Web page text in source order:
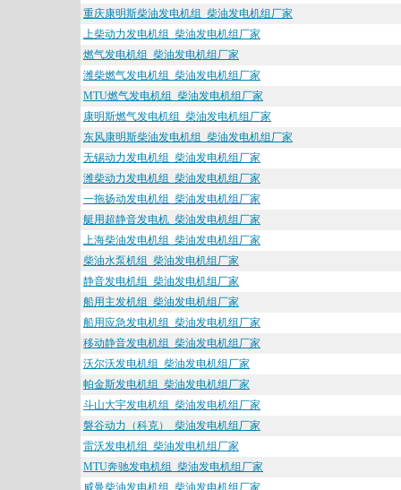
重庆康明斯柴油发电机组_柴油发电机组厂家
上柴动力发电机组_柴油发电机组厂家
燃气发电机组_柴油发电机组厂家
潍柴燃气发电机组_柴油发电机组厂家
MTU燃气发电机组_柴油发电机组厂家
康明斯燃气发电机组_柴油发电机组厂家
东风康明斯柴油发电机组_柴油发电机组厂家
无锡动力发电机组_柴油发电机组厂家
潍柴动力发电机组_柴油发电机组厂家
一拖扬动发电机组_柴油发电机组厂家
艇用超静音发电机_柴油发电机组厂家
上海柴油发电机组_柴油发电机组厂家
柴油水泵机组_柴油发电机组厂家
静音发电机组_柴油发电机组厂家
船用主发机组_柴油发电机组厂家
船用应急发电机组_柴油发电机组厂家
移动静音发电机组_柴油发电机组厂家
沃尔沃发电机组_柴油发电机组厂家
帕金斯发电机组_柴油发电机组厂家
斗山大宇发电机组_柴油发电机组厂家
磐谷动力（科克）_柴油发电机组厂家
雷沃发电机组_柴油发电机组厂家
MTU奔驰发电机组_柴油发电机组厂家
威曼柴油发电机组_柴油发电机组厂家